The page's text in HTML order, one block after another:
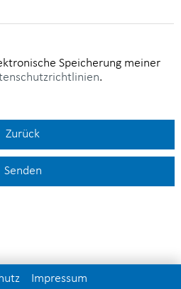
Speicherung meiner
.
Zurück
Senden
Impressum